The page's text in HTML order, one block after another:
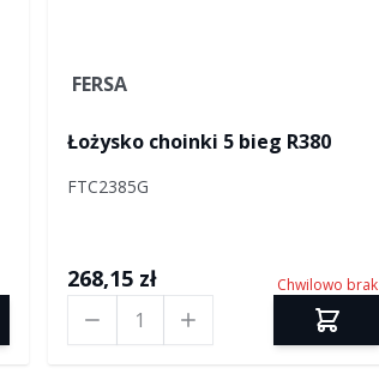
FERSA
Łożysko choinki 5 bieg R380
FTC2385G
268,15 zł Chwilowo brak